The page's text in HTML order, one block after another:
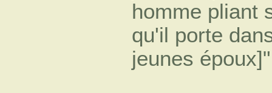
homme pliant
qu'il porte
jeunes